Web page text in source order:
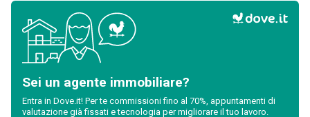
Sei un agente immobiliare?
Entra in Dove.it! Per te commissioni fino al 70%, appuntamenti di
valutazione già fissati e tecnologia per migliorare il tuo lavoro.